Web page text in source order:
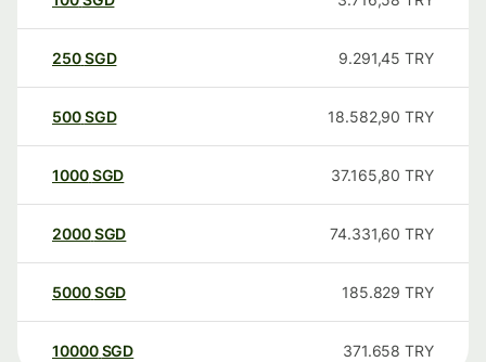
250SGD 9.291,45 TRY
500SGD 18.582,90 TRY
1000SGD 37.165,80 TRY
2000SGD 74.331,60 TRY
5000SGD 185.829 TRY
10000 SGD 371.658 TRY